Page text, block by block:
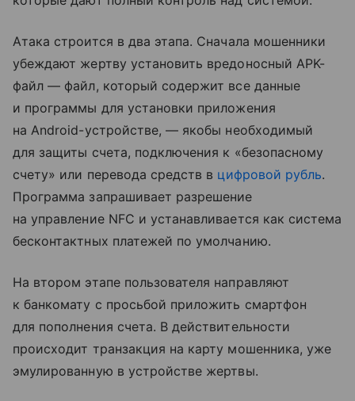
Атака строится в два этапа. Сначала мошенники
убеждают жертву установить вредоносный APK-
файл — файл, который содержит все данные
и программы для установки приложения
на Android-устройстве, — якобы необходимый
для защиты счета, подключения к «безопасному
счету» или перевода средств в цифровой рубль.
Программа запрашивает разрешение
на управление NFC и устанавливается как система
бесконтактных платежей по умолчанию.
На втором этапе пользователя направляют
к банкомату с просьбой приложить смартфон
для пополнения счета. В действительности
происходит транзакция на карту мошенника, уже
эмулированную в устройстве жертвы.